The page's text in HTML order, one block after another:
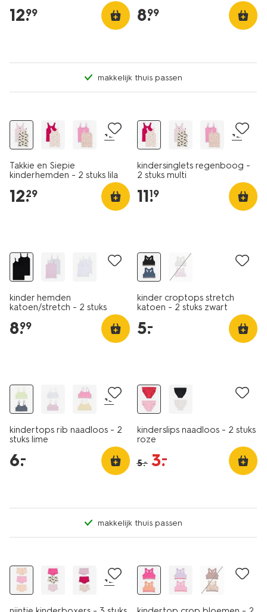
12.
99 8.
99
makkelijk thuis passen
+2
Takkie en Siepie
kinderhemden - 2 stuks lila
12.
29
+2
kindersinglets regenboog -
2 stuks multi
11.
19
kinder hemden
katoen/stretch - 2 stuks
8.
99
kinder croptops stretch
katoen - 2 stuks zwart
5.
–
+3
kindertops rib naadloos - 2
stuks lime
6.
–
kinderslips naadloos - 2 stuks
roze
5.– 3.
–
makkelijk thuis passen
+2